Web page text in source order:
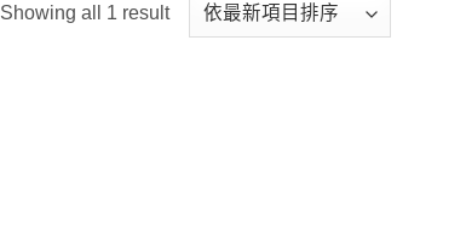
Showing all 1 result